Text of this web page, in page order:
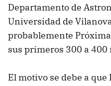
Departamento de
Universidad de
probablemente
sus primeros 300 a 400
El motivo se debe a